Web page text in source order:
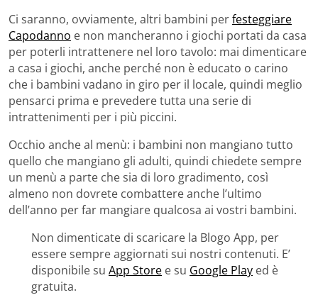
Ci saranno, ovviamente, altri bambini perfesteggiare
Capodanno e non mancheranno i giochi portati da casa
per poterli intrattenere nel loro tavolo: mai dimenticare
a casa i giochi, anche perché non è educato o carino
che i bambini vadano in giro per il locale, quindi meglio
pensarci prima e prevedere tutta una serie di
intrattenimenti per i più piccini.
Occhio anche al menù: i bambini non mangiano tutto
quello che mangiano gli adulti, quindi chiedete sempre
un menù a parte che sia di loro gradimento, così
almeno non dovrete combattere anche l’ultimo
dell’anno per far mangiare qualcosa ai vostri bambini.
Non dimenticate di scaricare la Blogo App, per
essere sempre aggiornati sui nostri contenuti. E’
disponibile su App Store e su Google Play ed è
gratuita.